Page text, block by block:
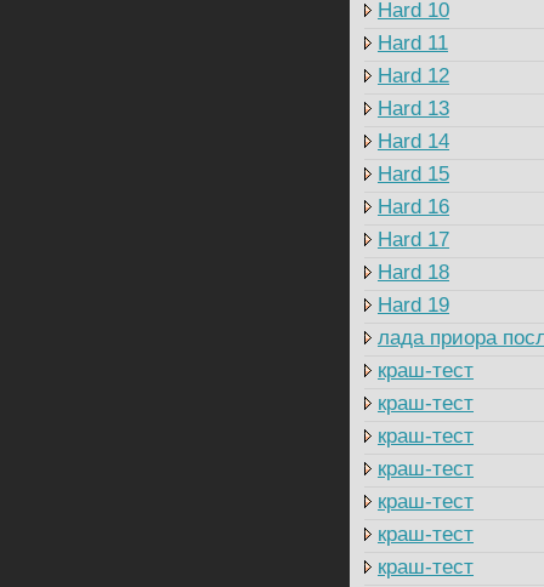
Hard 10
Hard 11
Hard 12
Hard 13
Hard 14
Hard 15
Hard 16
Hard 17
Hard 18
Hard 19
лада приора
краш-тест
краш-тест
краш-тест
краш-тест
краш-тест
краш-тест
краш-тест